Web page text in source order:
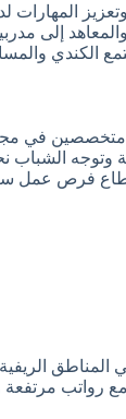
والمعاهد
الكندي
في
وتوجه
فرص عمل
المناطق